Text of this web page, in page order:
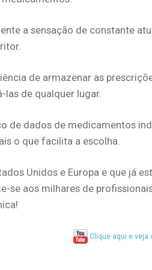
a sensação de constante
de armazenar as
las de qualquer lugar.
de dados de medicamentos
o que facilita a escolha.
Unidos e Europa e que já
se aos milhares de
Clique aqui e veja